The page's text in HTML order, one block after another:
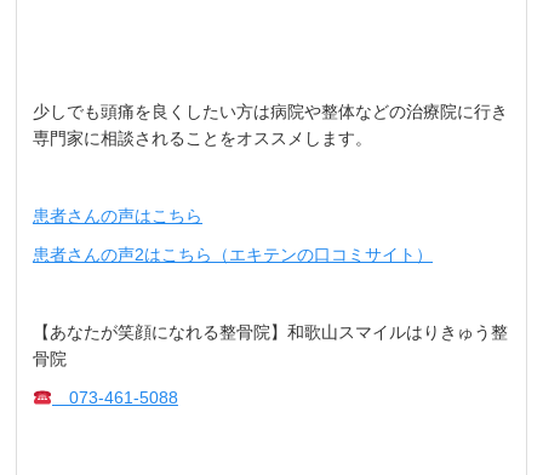
少しでも頭痛を良くしたい方は病院や整体などの治療院に行き
専門家に相談されることをオススメします。
患者さんの声はこちら
患者さんの声2はこちら（エキテンの口コミサイト）
【あなたが笑顔になれる整骨院】和歌山スマイルはりきゅう整
骨院
073-461-5088